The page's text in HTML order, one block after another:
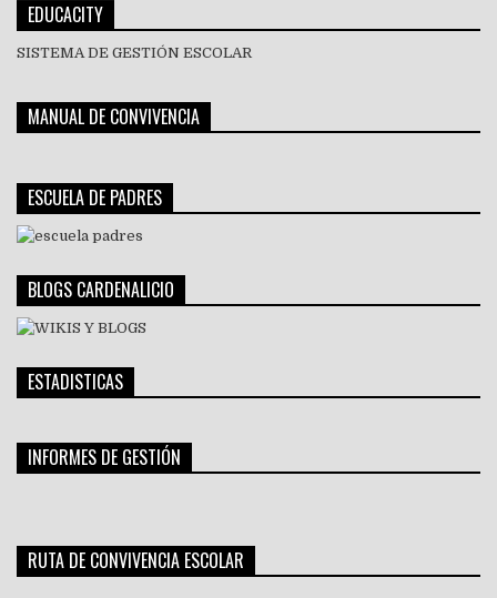
EDUCACITY
SISTEMA DE GESTIÓN ESCOLAR
MANUAL DE CONVIVENCIA
ESCUELA DE PADRES
BLOGS CARDENALICIO
ESTADISTICAS
INFORMES DE GESTIÓN
RUTA DE CONVIVENCIA ESCOLAR